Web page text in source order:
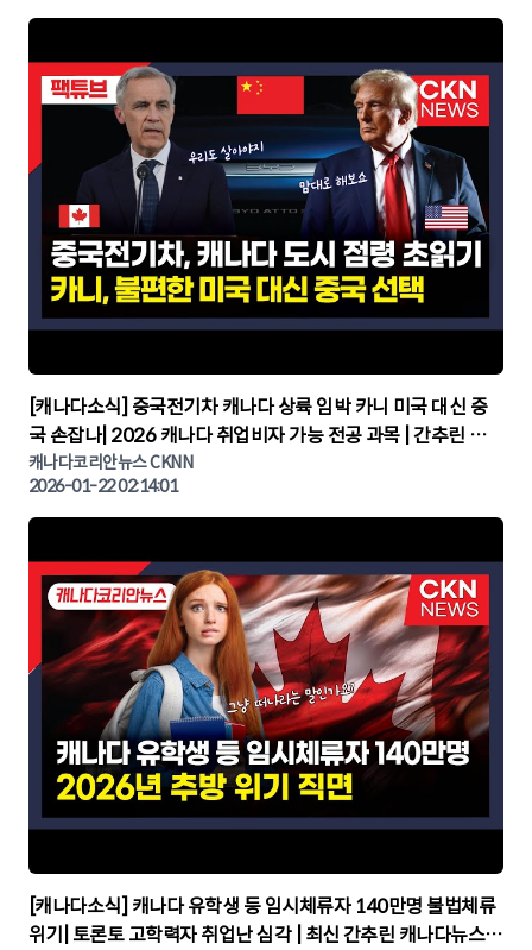
▶
[캐나다소식] 중국전기차 캐나다 상륙 임박 카니 미국 대신 중
국 손잡나| 2026 캐나다 취업비자 가능 전공 과목 | 간추린 캐
나다뉴스 | CKNNEWS, 캐나다코리안뉴스
캐나다코리안뉴스 CKNN
2026-01-22 02:14:01
▶
[캐나다소식] 캐나다 유학생 등 임시체류자 140만명 불법체류
위기| 토론토 고학력자 취업난 심각 | 최신 간추린 캐나다뉴스 |